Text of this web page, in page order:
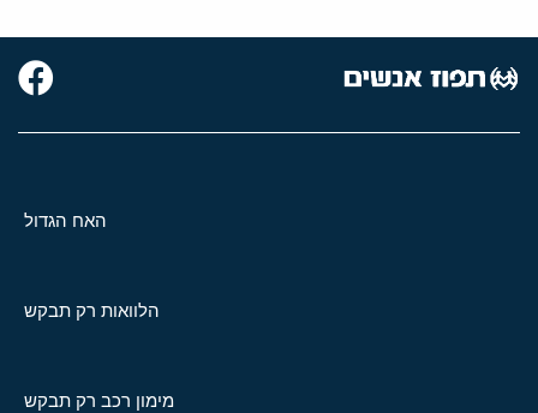
האח הגדול
הלוואות רק תבקש
מימון רכב רק תבקש